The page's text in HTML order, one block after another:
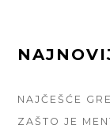
FOOTER
NAJČEŠĆE
ZAŠTO JE